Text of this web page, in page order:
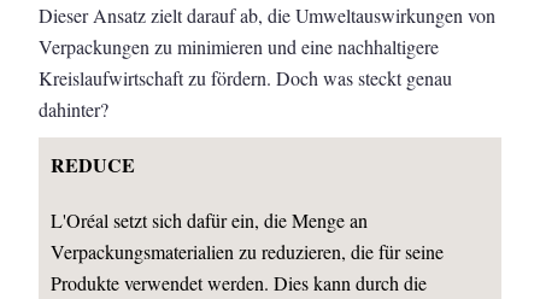
Dieser Ansatz zielt darauf ab, die Umweltauswirkungen von
Verpackungen zu minimieren und eine nachhaltigere
Kreislaufwirtschaft zu fördern. Doch was steckt genau
dahinter?
REDUCE
L'Oréal setzt sich dafür ein, die Menge an
Verpackungsmaterialien zu reduzieren, die für seine
Produkte verwendet werden. Dies kann durch die